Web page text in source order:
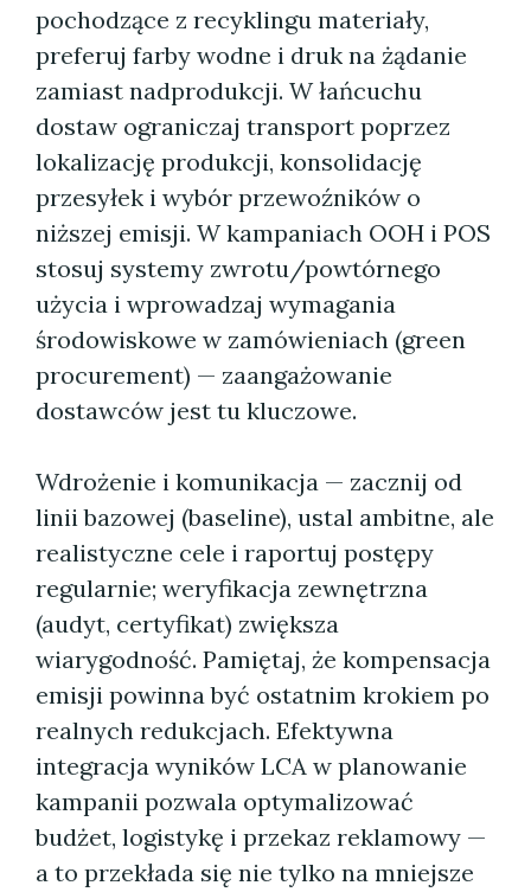
pochodzące z recyklingu materiały,
preferuj farby wodne i druk na żądanie
zamiast nadprodukcji. W łańcuchu
dostaw ograniczaj transport poprzez
lokalizację produkcji, konsolidację
przesyłek i wybór przewoźników o
niższej emisji. W kampaniach OOH i POS
stosuj systemy zwrotu/powtórnego
użycia i wprowadzaj wymagania
środowiskowe w zamówieniach (green
procurement) — zaangażowanie
dostawców jest tu kluczowe.
Wdrożenie i komunikacja — zacznij od
linii bazowej (baseline), ustal ambitne, ale
realistyczne cele i raportuj postępy
regularnie; weryfikacja zewnętrzna
(audyt, certyfikat) zwiększa
wiarygodność. Pamiętaj, że kompensacja
emisji powinna być ostatnim krokiem po
realnych redukcjach. Efektywna
integracja wyników LCA w planowanie
kampanii pozwala optymalizować
budżet, logistykę i przekaz reklamowy —
a to przekłada się nie tylko na mniejsze